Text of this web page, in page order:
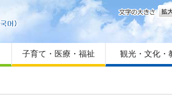
はじめての方へ
Foreign language
サイトマップ
文字
子育て・医療・福祉 観光・文化・